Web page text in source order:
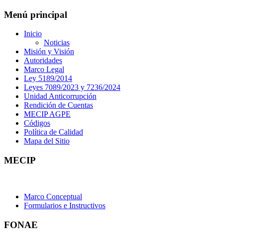
Menú principal
Inicio
Noticias
Misión y Visión
Autoridades
Marco Legal
Ley 5189/2014
Leyes 7089/2023 y 7236/2024
Unidad Anticorrupción
Rendición de Cuentas
MECIP AGPE
Códigos
Política de Calidad
Mapa del Sitio
MECIP
Marco Conceptual
Formularios e Instructivos
FONAE